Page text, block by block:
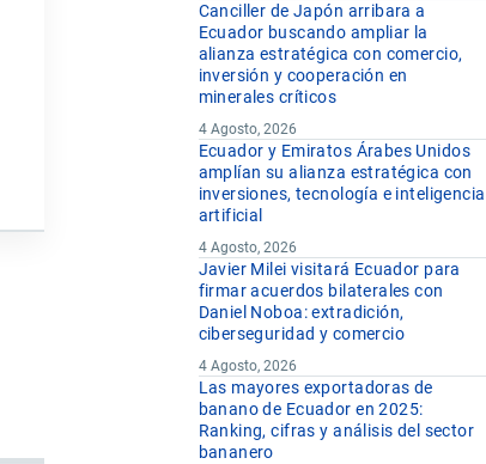
Canciller de Japón arribara a
Ecuador buscando ampliar la
alianza estratégica con comercio,
inversión y cooperación en
minerales críticos
4 Agosto, 2026
Ecuador y Emiratos Árabes Unidos
amplían su alianza estratégica con
inversiones, tecnología e inteligencia
artificial
4 Agosto, 2026
Javier Milei visitará Ecuador para
firmar acuerdos bilaterales con
Daniel Noboa: extradición,
ciberseguridad y comercio
4 Agosto, 2026
Las mayores exportadoras de
banano de Ecuador en 2025:
Ranking, cifras y análisis del sector
bananero